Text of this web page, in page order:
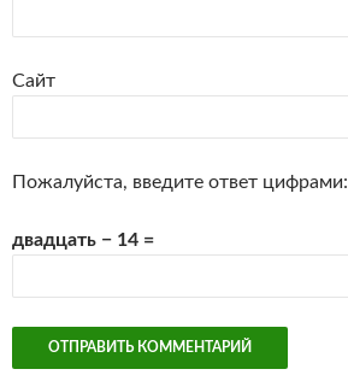
Сайт
Пожалуйста, введите ответ цифрами:
двадцать − 14 =